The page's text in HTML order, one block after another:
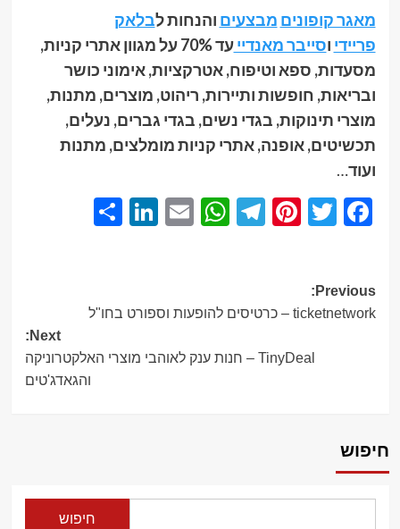
מאגר קופונים מבצעים והנחות לבלאק
פריידי וסייבר מאנדיי
עד 70% על מגוון אתרי קניות,
מסעדות, ספא וטיפוח, אטרקציות, אימוני כושר
ובריאות, חופשות ותיירות, ריהוט, מוצרים, מתנות,
מוצרי תינוקות, בגדי נשים, בגדי גברים, נעלים,
תכשיטים, אופנה, אתרי קניות מומלצים, מתנות
ועוד…
Facebook
Twitter
Pinterest
Telegram
WhatsApp
Email
LinkedIn
Post
navigation
Previous:
ticketnetwork – כרטיסים להופעות וספורט בחו"ל
Next:
TinyDeal – חנות ענק לאוהבי מוצרי האלקטרוניקה
והגאדג'טים
חיפוש
חיפוש